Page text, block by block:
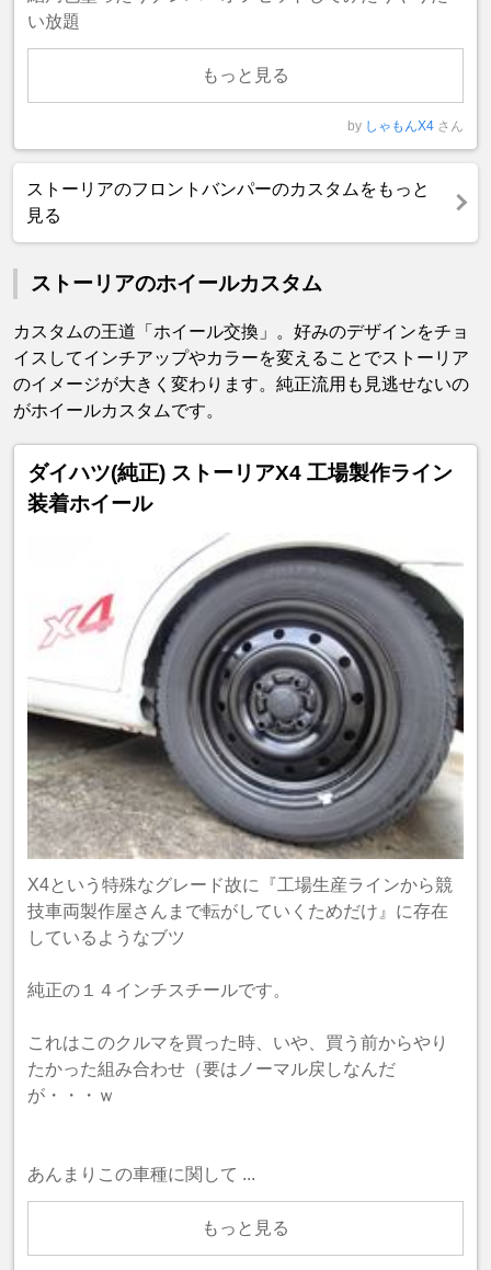
い放題
もっと見る
by しゃもんX4 さん
ストーリアのフロントバンパーのカスタムをもっと
見る
ストーリアのホイールカスタム
カスタムの王道「ホイール交換」。好みのデザインをチョ
イスしてインチアップやカラーを変えることでストーリア
のイメージが大きく変わります。純正流用も見逃せないの
がホイールカスタムです。
ダイハツ(純正) ストーリアX4 工場製作ライン
装着ホイール
X4という特殊なグレード故に『工場生産ラインから競
技車両製作屋さんまで転がしていくためだけ』に存在
しているようなブツ
純正の１４インチスチールです。
これはこのクルマを買った時、いや、買う前からやり
たかった組み合わせ（要はノーマル戻しなんだ
が・・・ｗ
あんまりこの車種に関して ...
もっと見る